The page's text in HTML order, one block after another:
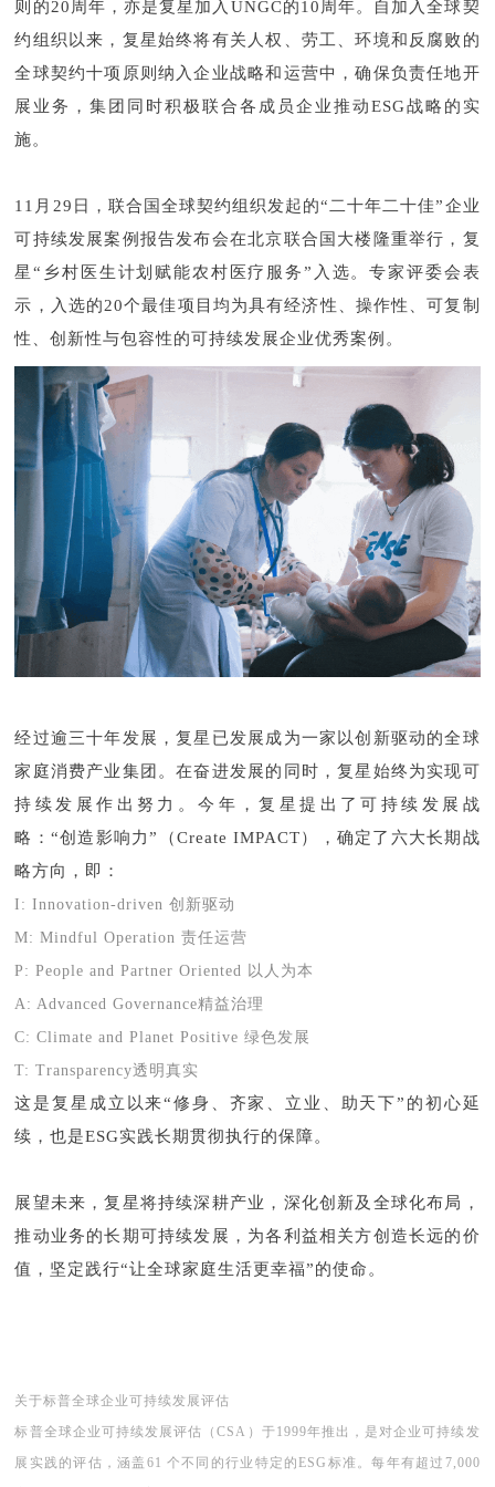
则的20周年，亦是复星加入UNGC的10周年。自加入全球契
约组织以来，复星始终将有关人权、劳工、环境和反腐败的
全球契约十项原则纳入企业战略和运营中，确保负责任地开
展业务，集团同时积极联合各成员企业推动ESG战略的实
施。
11月29日，联合国全球契约组织发起的“二十年二十佳”企业
可持续发展案例报告发布会在北京联合国大楼隆重举行，复
星“乡村医生计划赋能农村医疗服务”入选。专家评委会表
示，入选的20个最佳项目均为具有经济性、操作性、可复制
性、创新性与包容性的可持续发展企业优秀案例。
经过逾三十年发展，复星已发展成为一家以创新驱动的全球
家庭消费产业集团。在奋进发展的同时，复星始终为实现可
持续发展作出努力。今年，复星提出了可持续发展战
略：“创造影响力”（Create IMPACT），确定了六大长期战
略方向，即：
I: Innovation-driven 创新驱动
M: Mindful Operation 责任运营
P: People and Partner Oriented 以人为本
A: Advanced Governance精益治理
C: Climate and Planet Positive 绿色发展
T: Transparency透明真实
这是复星成立以来“修身、齐家、立业、助天下”的初心延
续，也是ESG实践长期贯彻执行的保障。
展望未来，复星将持续深耕产业，深化创新及全球化布局，
推动业务的长期可持续发展，为各利益相关方创造长远的价
值，坚定践行“让全球家庭生活更幸福”的使命。
关于标普全球企业可持续发展评估
标普全球企业可持续发展评估（CSA）于1999年推出，是对企业可持续发
展实践的评估，涵盖61 个不同的行业特定的ESG标准。每年有超过7,000